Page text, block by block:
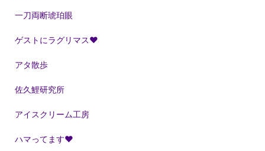
一刀両断琥珀眼
ゲストにラグリマス❤
アタ散歩
佐久鯉研究所
アイスクリーム工房
ハマってます❤